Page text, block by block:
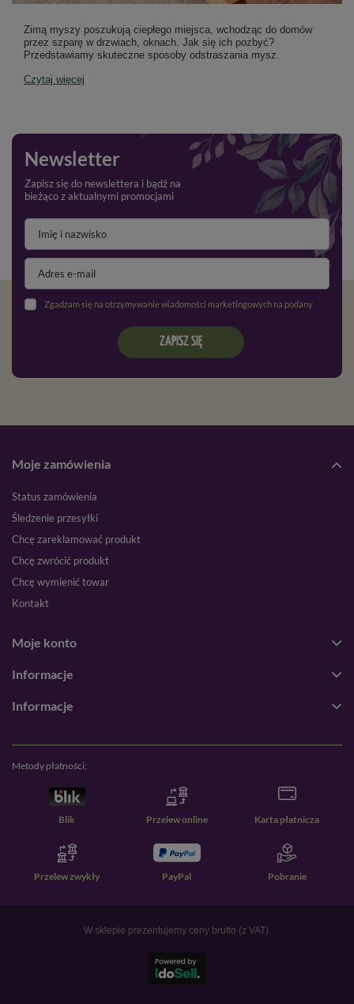
Zimą myszy poszukują ciepłego miejsca, wchodząc do domów
przez szparę w drzwiach, oknach. Jak się ich pozbyć?
Przedstawiamy skuteczne sposoby odstraszania mysz.
Czytaj więcej
Newsletter
Zapisz się do newslettera i bądź na
bieżąco z aktualnymi promocjami
Zgadzam się na otrzymywanie wiadomości marketingowych na podany adres e-mail oraz przetwarzanie danych osobowych zgodnie z
ZAPISZ SIĘ
Moje zamówienia
Status zamówienia
Śledzenie przesyłki
Chcę zareklamować produkt
Chcę zwrócić produkt
Chcę wymienić towar
Kontakt
Moje konto
Informacje
Informacje
Metody płatności:
Blik Przelew online Karta płatnicza
Przelew zwykły PayPal Pobranie
W sklepie prezentujemy ceny brutto (z VAT).